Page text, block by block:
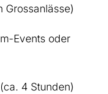
Grossanlässe)
Events oder
(ca. 4 Stunden)